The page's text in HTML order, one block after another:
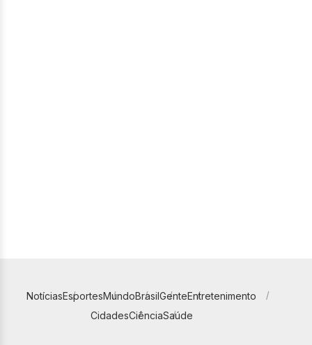
NotíciasEsportesMundoBrasilGenteEntretenimento
CidadesCiênciaSaúde